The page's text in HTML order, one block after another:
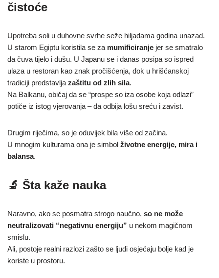
čistoće
Upotreba soli u duhovne svrhe seže hiljadama godina unazad.
U starom Egiptu koristila se za mumificiranje jer se smatralo
da čuva tijelo i dušu. U Japanu se i danas posipa so ispred
ulaza u restoran kao znak pročišćenja, dok u hrišćanskoj
tradiciji predstavlja zaštitu od zlih sila.
Na Balkanu, običaj da se “prospe so iza osobe koja odlazi”
potiče iz istog vjerovanja – da odbija lošu sreću i zavist.
Drugim riječima, so je oduvijek bila više od začina.
U mnogim kulturama ona je simbol životne energije, mira i
balansa.
🔬 Šta kaže nauka
Naravno, ako se posmatra strogo naučno, so ne može
neutralizovati “negativnu energiju” u nekom magičnom
smislu.
Ali, postoje realni razlozi zašto se ljudi osjećaju bolje kad je
koriste u prostoru.